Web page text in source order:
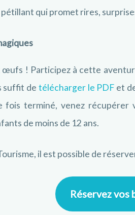
pétillant qui promet rires,
œufs ! Participez à cette
suffit de télécharger le PDF et
terminé, venez
de moins de 12 ans.
il est possible de
Réservez vos